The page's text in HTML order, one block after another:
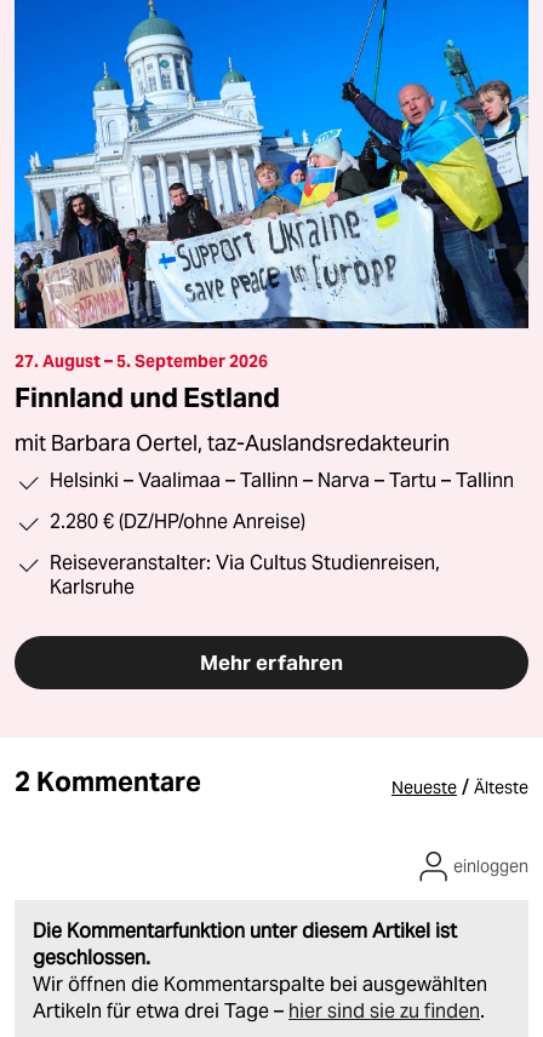
27. August – 5. September 2026
Finnland und Estland
mit Barbara Oertel, taz-Auslandsredakteurin
Helsinki – Vaalimaa – Tallinn – Narva – Tartu – Tallinn
2.280 € (DZ/HP/ohne Anreise)
Reiseveranstalter: Via Cultus Studienreisen,
Karlsruhe
Mehr erfahren
2 Kommentare Neueste / Älteste
Die Kommentarfunktion unter diesem Artikel ist
geschlossen.
Wir öffnen die Kommentarspalte bei ausgewählten
Artikeln für etwa drei Tage – hier sind sie zu finden.
einloggen